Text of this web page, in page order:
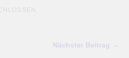
Nächster Beitrag →